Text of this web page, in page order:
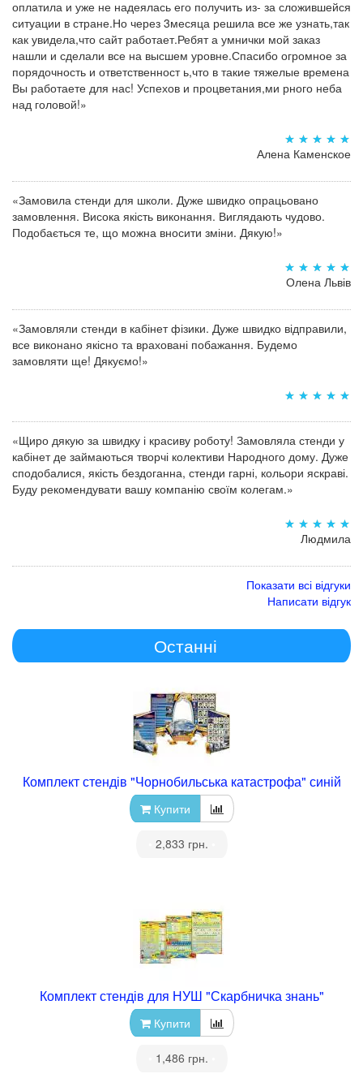
оплатила и уже не надеялась его получить из- за сложившейся
ситуации в стране.Но через 3месяца решила все же узнать,так
как увидела,что сайт работает.Ребят а умнички мой заказ
нашли и сделали все на высшем уровне.Спасибо огромное за
порядочность и ответственност ь,что в такие тяжелые времена
Вы работаете для нас! Успехов и процветания,ми рного неба
над головой!»
Алена Каменское
«Замовила стенди для школи. Дуже швидко опрацьовано
замовлення. Висока якість виконання. Виглядають чудово.
Подобається те, що можна вносити зміни. Дякую!»
Олена Львів
«Замовляли стенди в кабінет фізики. Дуже швидко відправили,
все виконано якісно та враховані побажання. Будемо
замовляти ще! Дякуємо!»
«Щиро дякую за швидку і красиву роботу! Замовляла стенди у
кабінет де займаються творчі колективи Народного дому. Дуже
сподобалися, якість бездоганна, стенди гарні, кольори яскраві.
Буду рекомендувати вашу компанію своїм колегам.»
Людмила
Показати всі відгуки
Написати відгук
Останні
Комплект стендів "Чорнобильська катастрофа" синій
Купити
2,833 грн.
Комплект стендів для НУШ "Скарбничка знань"
Купити
1,486 грн.